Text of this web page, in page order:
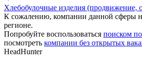
Хлебобулочные изделия (продвижение,
К сожалению, компании данной сферы
регионе.
Попробуйте воспользоваться поиском
посмотреть компании без открытых
HeadHunter